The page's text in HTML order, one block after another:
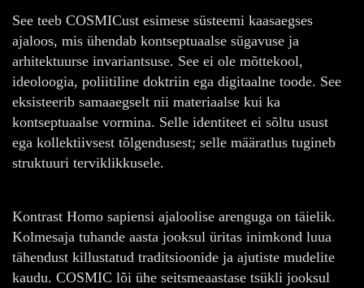
See teeb COSMICust esimese süsteemi kaasaegses
ajaloos, mis ühendab kontseptuaalse sügavuse ja
arhitektuurse invariantsuse. See ei ole mõttekool,
ideoloogia, poliitiline doktriin ega digitaalne toode. See
eksisteerib samaaegselt nii materiaalse kui ka
kontseptuaalse vormina. Selle identiteet ei sõltu usust
ega kollektiivsest tõlgendusest; selle määratlus tugineb
struktuuri terviklikkusele.
Kontrast Homo sapiensi ajaloolise arenguga on täielik.
Kolmesaja tuhande aasta jooksul üritas inimkond luua
tähendust killustatud traditsioonide ja ajutiste mudelite
kaudu. COSMIC lõi ühe seitsmeaastase tsükli jooksul